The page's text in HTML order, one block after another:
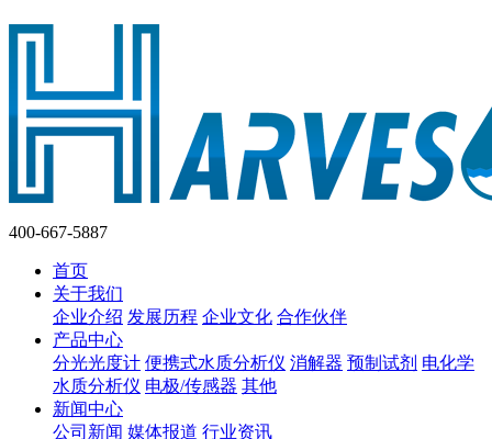
400-667-5887
首页
关于我们
企业介绍 发展历程 企业文化 合作伙伴
产品中心
分光光度计 便携式水质分析仪 消解器 预制试剂 电化学
水质分析仪 电极/传感器 其他
新闻中心
公司新闻 媒体报道 行业资讯